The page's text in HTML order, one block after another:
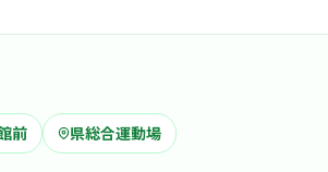
ニック
前 県総合運動場